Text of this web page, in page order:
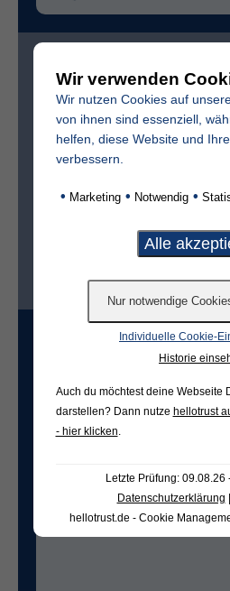
folgende (freiwillige)
Vollständiger Name des
nein
Freifeld für evtl. Anmerkungen
Wir verwenden
Wir nutzen Cookies auf
von ihnen sind essenziell,
helfen, diese Website und
verbessern.
• Marketing • Notwendig •
Individuelle Cookie-
Historie
Auch du möchtest deine Webseite
darstellen? Dann nutze hellotrust
- hier klicken
Letzte Prüfung: 09.08.26
Datenschutzerklärung |
hellotrust.de - Cookie